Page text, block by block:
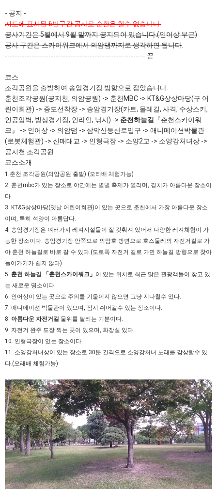
- 공지 -
지도에 표시된 6번구간 공사로 순환은 할수 없습니다.
공사기간은 5월에서 9월 말까지 공지되어 있습니다.(인어상 부근)
공사 구간은 스카이워크에서 의암댐까지로 생각하면 됩니다
---------------------------------------------------------- 끝
코스
조각공원을 출발하여 송암경기장 방향으로 잡았습니다.
춘천조각공원(공지천, 의암공원) -> 춘천MBC -> KT&G상상마당(구 어
린이회관) -> 중도선착장 -> 송암경기장(카트, 물레길, 사격, 수상스키,
인공암벽, 빙상경기장, 인라인, 낚시) -> 춘천하늘길
『춘천스카이워
크』 -> 인어상 -> 의암댐 -> 삼악산등산로입구 -> 애니메이션박물관
(로봇체험관) -> 신매대교 -> 인형극장 -> 소양2교 -> 소양강처녀상 ->
공지천 조각공원
코스소개
1.춘천 조각공원(의암공원 출발) (오리배 체험가능)
2. 춘천mbc가 있는 장소로 야간에는 별빛 축제가 열리며, 경치가 아름다운 장소이
다.
3. KT&G상상마당(옛날 어린이회관)이 있는 곳으로 춘천에서 가장 아름다운 장소
이며, 특히 석양이 아름답다.
4. 송암경기장은 여러가지 레져시설들이 잘 갖춰져 있어서 다양한 레져체험이 가
능한 장소이다. 송암경기장 안쪽으로 의암호 방면으로 호스둘레의 자전거길로 가
야 춘천 하늘길로 바로 갈 수 있다.(도로쪽 자전거 길로 가면 하늘길 방향으로 찾아
들어가기가 쉽지 않다)
5. 춘천 하늘길 「춘천스카이워크」 이 있는 위치로 최근 많은 관광객들이 찾고 있
는 새로운 명소이다.
6. 인어상이 있는 곳으로 주의를 기울이지 않으면 그냥 지나칠수 있다.
7. 애니메이션 박물관이 있으며, 잠시 쉬어갈수 있는 장소이다.
8. 아름다운 자전거길 물위를 달리는 기분이다.
9. 자전거 완주 도장 찍는 곳이 있으며, 화장실 있다.
10. 인형극장이 있는 장소이다.
11. 소양강처녀상이 있는 장소로 30분 간격으로 소양강처녀 노래를 감상할수 있
다.(오래배 체험가능)